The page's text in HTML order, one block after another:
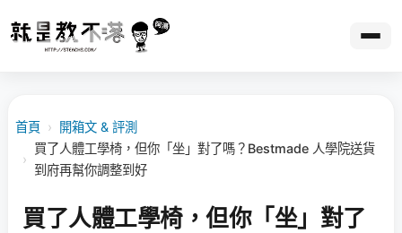
首頁 › 開箱文 & 評測
›
買了人體工學椅，但你「坐」對了嗎？Bestmade 人學院送貨
到府再幫你調整到好
買了人體工學椅，但你「坐」對了